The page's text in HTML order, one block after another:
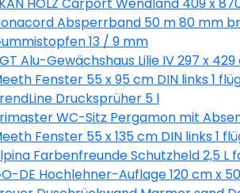
Absperrband 50 m 80 mm
13 / 9 mm
Alu-Gewächshaus Lilie IV 297 x
Fenster 55 x 95 cm DIN links 1
Drucksprüher 5 l
WC-Sitz Pergamon mit
Dreh-Kipp weiß/ titan
Fenster 55 x 135 cm DIN links 1
inkl. Ersatzmesser
Farbenfreunde Schutzheld 2,5 L
x 1450 x 12 mm
DE Hochlehner-Auflage 120 cm x